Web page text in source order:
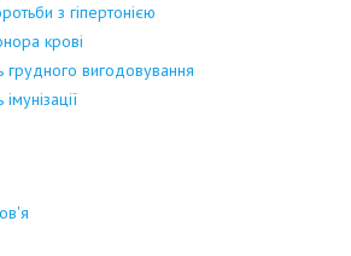
з гіпертонією
крові
грудного вигодовування